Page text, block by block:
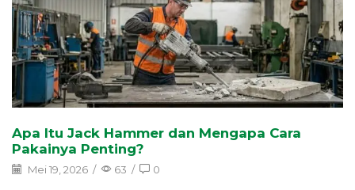
Apa Itu Jack Hammer dan Mengapa Cara
Pakainya Penting?
Mei 19, 2026 / 63 / 0